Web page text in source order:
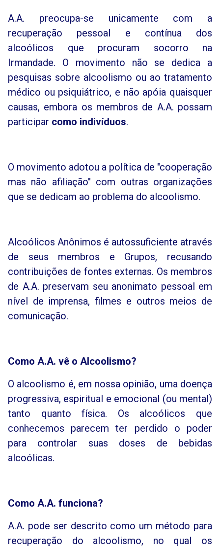
A.A. preocupa-se unicamente com a
recuperação pessoal e contínua dos
alcoólicos que procuram socorro na
Irmandade. O movimento não se dedica a
pesquisas sobre alcoolismo ou ao tratamento
médico ou psiquiátrico, e não apóia quaisquer
causas, embora os membros de A.A. possam
participar como indivíduos.
O movimento adotou a política de "cooperação
mas não afiliação" com outras organizações
que se dedicam ao problema do alcoolismo.
Alcoólicos Anônimos é autossuficiente através
de seus membros e Grupos, recusando
contribuições de fontes externas. Os membros
de A.A. preservam seu anonimato pessoal em
nível de imprensa, filmes e outros meios de
comunicação.
Como A.A. vê o Alcoolismo?
O alcoolismo é, em nossa opinião, uma doença
progressiva, espiritual e emocional (ou mental)
tanto quanto física. Os alcoólicos que
conhecemos parecem ter perdido o poder
para controlar suas doses de bebidas
alcoólicas.
Como A.A. funciona?
A.A. pode ser descrito como um método para
recuperação do alcoolismo, no qual os